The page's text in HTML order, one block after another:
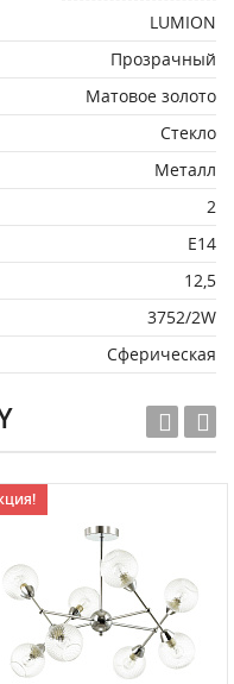
LUMION
Прозрачный
Матовое золото
Стекло
Металл
2
E14
12,5
3752/2W
Сферическая